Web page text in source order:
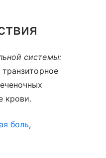
системы:
крови.
боль,